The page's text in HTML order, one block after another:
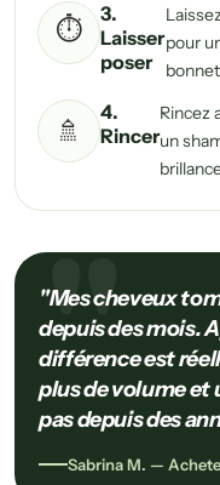
⏱️
3.
Laisser
poser
pour
🚿
4.
Rincer
Rincez
un
"Mes cheveux
depuis des mois.
différence est
plus de volume et
pas depuis des
Sabrina M. —